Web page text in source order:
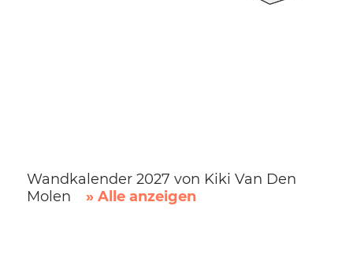
Wandkalender 2027 von Kiki Van Den
Molen
» Alle anzeigen